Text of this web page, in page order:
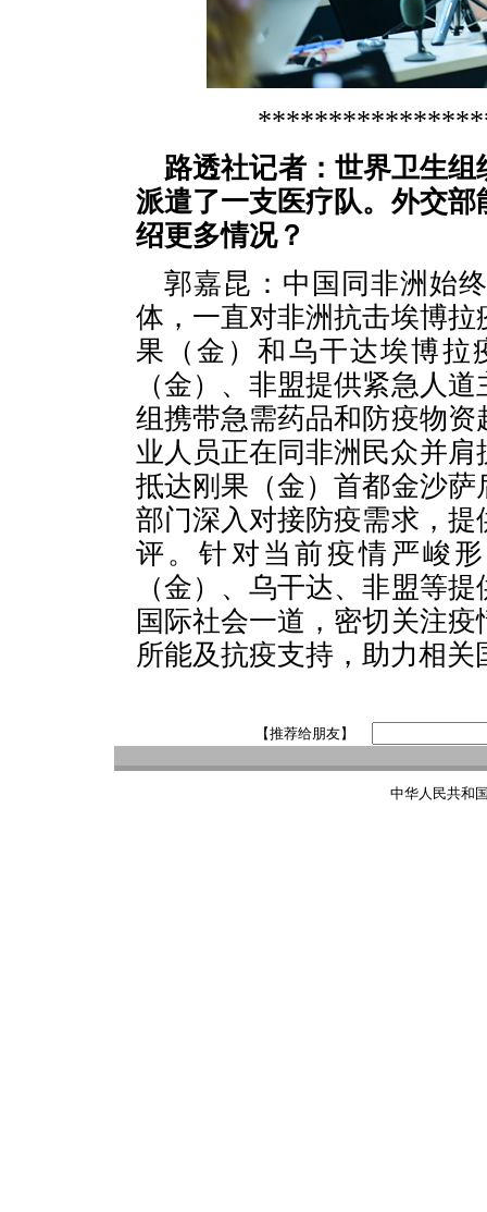
路透社记者：世界卫生
派遣了一支医疗队。外交
绍更多情况？
郭嘉昆：中国同非洲始
体，一直对非洲抗击埃博
果（金）和乌干达埃博拉
（金）、非盟提供紧急人
组携带急需药品和防疫物
业人员正在同非洲民众并
抵达刚果（金）首都金沙
部门深入对接防疫需求，
评。针对当前疫情严峻
（金）、乌干达、非盟等
国际社会一道，密切关注
所能及抗疫支持，助力相
【推荐给朋友】
中华人民共和